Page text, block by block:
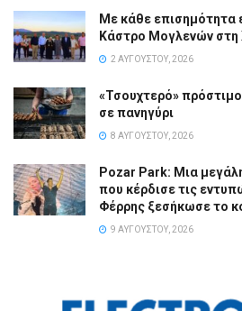
Με κάθε επισημότητα
Κάστρο Μογλενών
2 ΑΥΓΟΎΣΤΟΥ, 2026
«Τσουχτερό»
σε πανηγύρι
8 ΑΥΓΟΎΣΤΟΥ, 2026
Pozar Park: Μια
που κέρδισε τις
Φέρρης ξεσήκωσε το
9 ΑΥΓΟΎΣΤΟΥ, 2026